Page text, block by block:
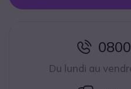
icon
Du lundi au